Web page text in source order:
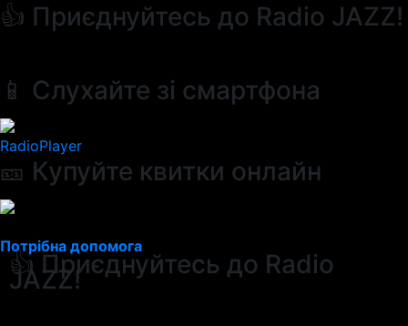
👍 Приєднуйтесь до Radio JAZZ!
📱 Слухайте зі смартфона
RadioPlayer
🎫 Купуйте квитки онлайн
Потрібна допомога
👍 Приєднуйтесь до Radio
JAZZ!